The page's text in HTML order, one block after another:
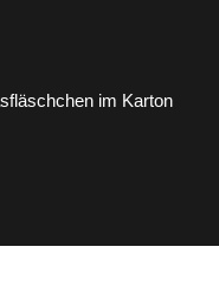
im Karton